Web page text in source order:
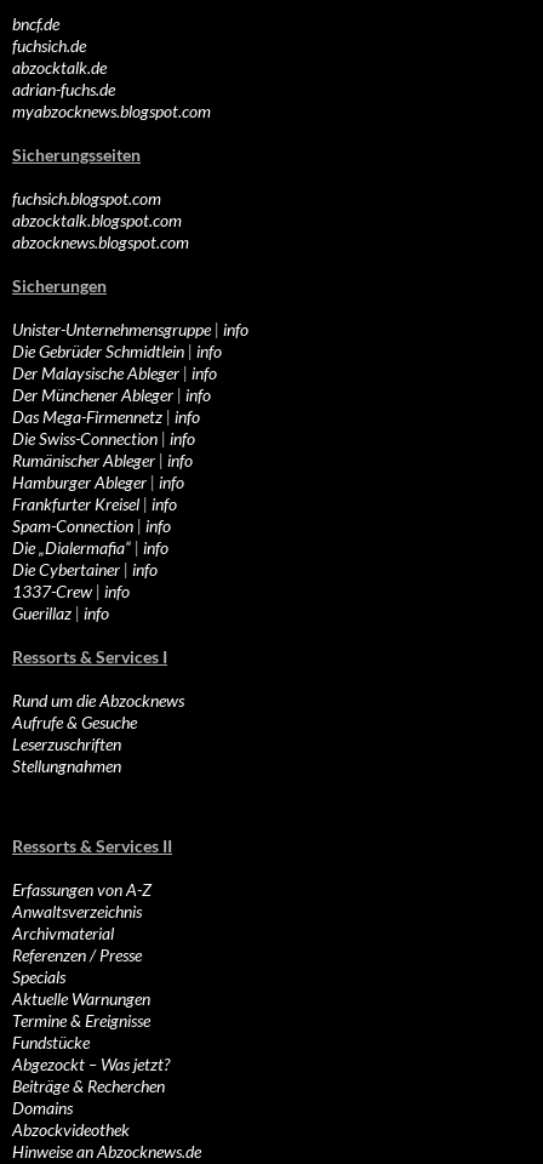
bncf.de
fuchsich.de
abzocktalk.de
adrian-fuchs.de
myabzocknews.blogspot.com
Sicherungsseiten
fuchsich.blogspot.com
abzocktalk.blogspot.com
abzocknews.blogspot.com
Sicherungen
Unister-Unternehmensgruppe| info
Die Gebrüder Schmidtlein | info
Der Malaysische Ableger | info
Der Münchener Ableger | info
Das Mega-Firmennetz | info
Die Swiss-Connection | info
Rumänischer Ableger | info
Hamburger Ableger | info
Frankfurter Kreisel | info
Spam-Connection | info
Die „Dialermafia“ | info
Die Cybertainer | info
1337-Crew | info
Guerillaz | info
Ressorts & Services I
Rund um die Abzocknews
Aufrufe & Gesuche
Leserzuschriften
Stellungnahmen
Ressorts & Services II
Erfassungen von A-Z
Anwaltsverzeichnis
Archivmaterial
Referenzen / Presse
Specials
Aktuelle Warnungen
Termine & Ereignisse
Fundstücke
Abgezockt – Was jetzt?
Beiträge & Recherchen
Domains
Abzockvideothek
Hinweise an Abzocknews.de